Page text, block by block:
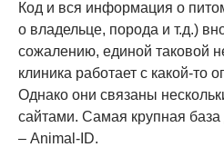
Код и вся информация о
о владельце, порода и т.д.)
сожалению, единой таковой
клиника работает с какой-то
Однако они связаны
сайтами. Самая крупная
– Animal-ID.